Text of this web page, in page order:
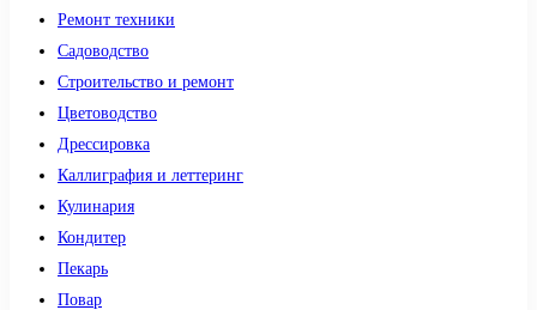
Ремонт техники
Садоводство
Строительство и ремонт
Цветоводство
Дрессировка
Каллиграфия и леттеринг
Кулинария
Кондитер
Пекарь
Повар